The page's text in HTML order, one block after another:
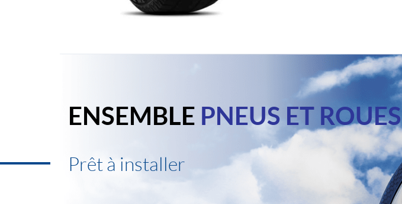
ENSEMBLE PNEUS ET ROUES
Prêt à installer